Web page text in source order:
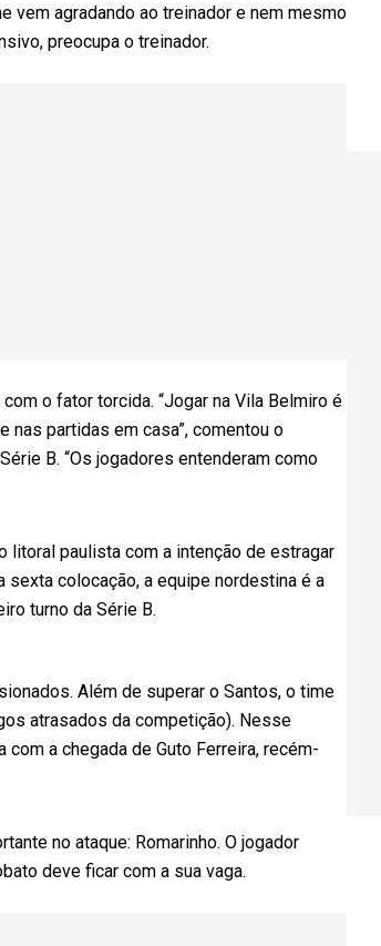
vem agradando ao treinador e nem mesmo
preocupa o treinador.
o fator torcida. “Jogar na Vila Belmiro é
partidas em casa”, comentou o
B. “Os jogadores entenderam como
litoral paulista com a intenção de estragar
colocação, a equipe nordestina é a
turno da Série B.
Além de superar o Santos, o time
atrasados da competição). Nesse
a chegada de Guto Ferreira, recém-
no ataque: Romarinho. O jogador
deve ficar com a sua vaga.